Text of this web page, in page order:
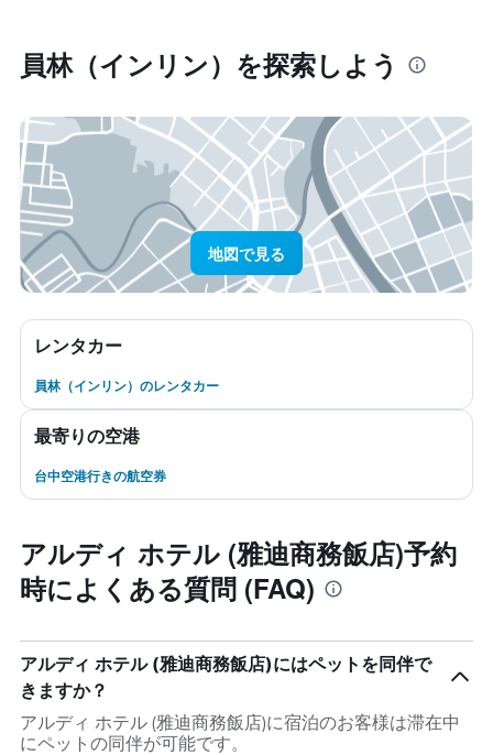
員林（インリン）​を探索しよう
地図で見る
レンタカー
員林（インリン）のレンタカー
最寄りの空港
台中空港行きの航空券
アルディ ホテル (雅迪商務飯店)予約
時によくある質問 (FAQ)
アルディ ホテル (雅迪商務飯店)にはペットを同伴で
きますか？
アルディ ホテル (雅迪商務飯店)に宿泊のお客様は滞在中
にペットの同伴が可能です。